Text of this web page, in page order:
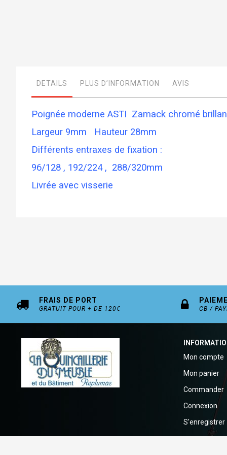
images
DETAILS
Poignée moderne ASTI Zamack chromé
Largeur 9mm Hauteur 28mm
Différents entraxes de fixation :
96/128 , 192/224 , 288/320mm
Livrée avec visserie
PLUS D’INFORMATION AVIS
FRAIS DE PORT
GRATUIT POUR + DE 120€ CB /
Mon compte
Mon panier
Commander
Connexion
S'enregistrer